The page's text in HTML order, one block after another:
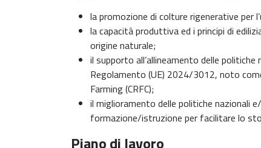
la promozione di colture rigenerative per
la capacità produttiva ed i principi di
origine naturale;
il supporto all’allineamento delle
Regolamento (UE) 2024/3012, noto
Farming (CRFC);
il miglioramento delle politiche nazionali
formazione/istruzione per facilitare lo
Piano di lavoro